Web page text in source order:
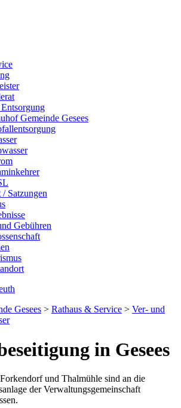
Gemeinde Gesees
/ Satzungen
Gebühren
Gesees > Rathaus & Service > Ver- und
in Gesees
und Thalmühle sind an die
der Verwaltungsgemeinschaft